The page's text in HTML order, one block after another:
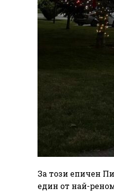
За този епичен
един от най-